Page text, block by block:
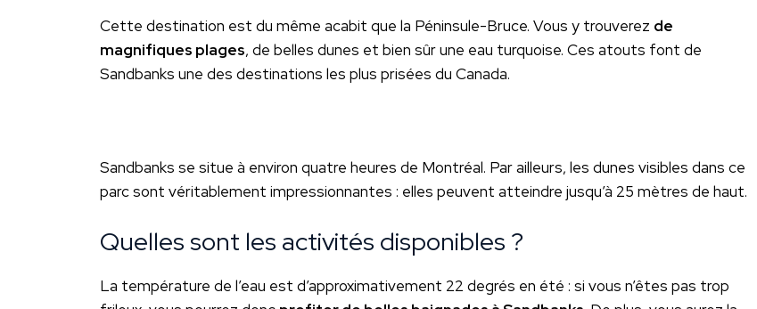
Cette destination est du même acabit que la Péninsule-Bruce. Vous y trouverez de
magnifiques plages, de belles dunes et bien sûr une eau turquoise. Ces atouts font de
Sandbanks une des destinations les plus prisées du Canada.
Sandbanks se situe à environ quatre heures de Montréal. Par ailleurs, les dunes visibles dans ce
parc sont véritablement impressionnantes : elles peuvent atteindre jusqu’à 25 mètres de haut.
Quelles sont les activités disponibles ?
La température de l’eau est d’approximativement 22 degrés en été : si vous n’êtes pas trop